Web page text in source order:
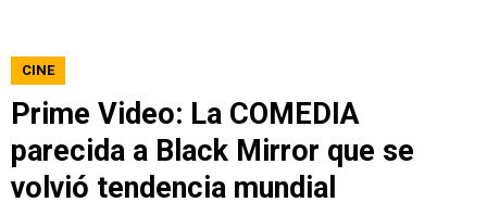
CINE
Prime Video: La COMEDIA
parecida a Black Mirror que se
volvió tendencia mundial